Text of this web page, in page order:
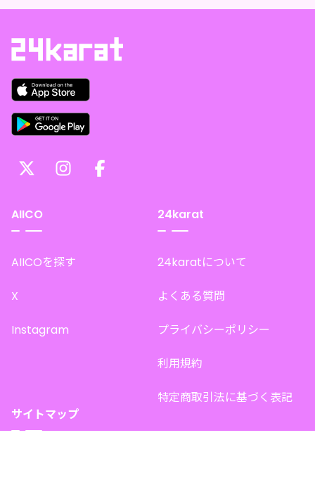
AIICO
AIICOを探す
X
Instagram
24karat
24karatについて
よくある質問
プライバシーポリシー
利用規約
特定商取引法に基づく表記
サイトマップ